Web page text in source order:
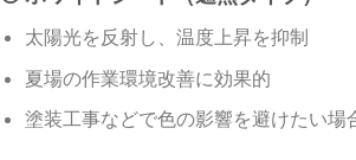
太陽光を反射し、温度上昇を抑制
夏場の作業環境改善に効果的
塗装工事などで色の影響を避けたい場